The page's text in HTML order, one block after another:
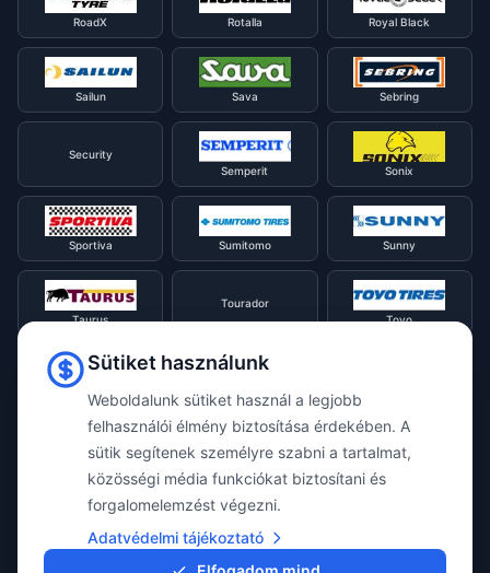
RoadX Rotalla Royal Black
Sailun Sava Sebring
Security
Semperit
Sonix
Sportiva Sumitomo Sunny
Taurus
Tourador
Toyo
Tracmax
Triangle
Viking Voyager
Vredestein
Sütiket használunk
Weboldalunk sütiket használ a legjobb
felhasználói élmény biztosítása érdekében. A
sütik segítenek személyre szabni a tartalmat,
közösségi média funkciókat biztosítani és
forgalomelemzést végezni.
Adatvédelmi tájékoztató